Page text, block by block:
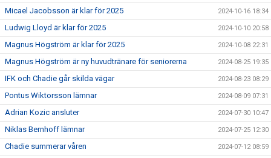
Micael Jacobsson är klar för 2025 2024-10-16 18:34
Ludwig Lloyd är klar för 2025 2024-10-10 20:58
Magnus Högström är klar för 2025 2024-10-08 22:31
Magnus Högström är ny huvudtränare för seniorerna 2024-08-25 19:35
IFK och Chadie går skilda vägar 2024-08-23 08:29
Pontus Wiktorsson lämnar 2024-08-09 07:31
Adrian Kozic ansluter 2024-07-30 10:47
Niklas Bernhoff lämnar 2024-07-25 12:30
Chadie summerar våren 2024-07-12 08:59